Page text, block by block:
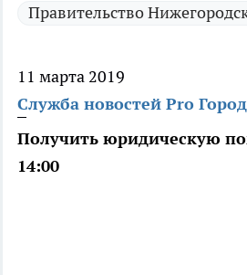
Правительство
11 марта 2019
Служба новостей Pro
Получить юридическую
14:00